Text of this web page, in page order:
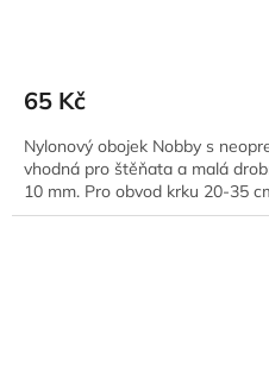
65 Kč
Nylonový obojek Nobby s
vhodná pro štěňata a malá
10 mm. Pro obvod krku 20-35